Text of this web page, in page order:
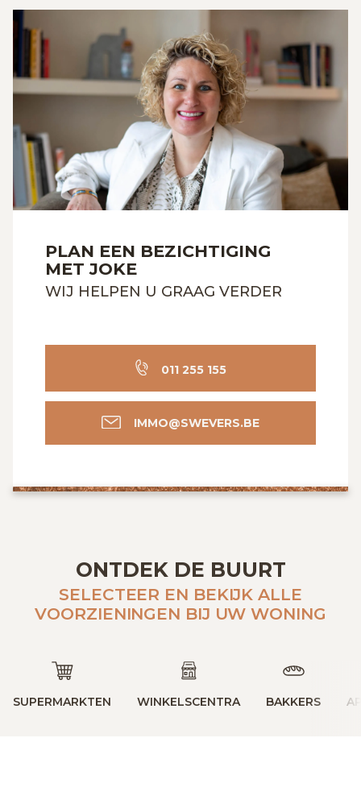
PLAN EEN BEZICHTIGING
MET JOKE
WIJ HELPEN U GRAAG VERDER
011 255 155
IMMO@SWEVERS.BE
ONTDEK DE BUURT
SELECTEER EN BEKIJK ALLE
VOORZIENINGEN BIJ UW WONING
SUPERMARKTEN WINKELSCENTRA BAKKERS